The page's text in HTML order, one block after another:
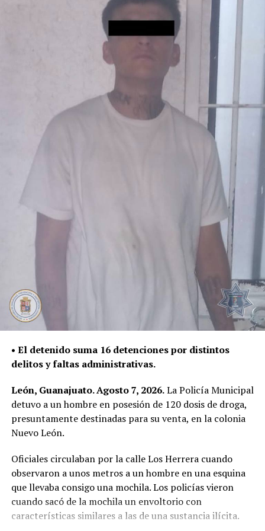
LA SEGURIDAD EN LEÓN SE REFUERZA TODOS LOS DÍAS; EN
LA ÚLTIMA SEMANA SE ASEGURARON 10 ARMAS DE FUEGO
Y MÁS DE 6 MIL DOSIS DE DROGA
• El detenido suma 16 detenciones por distintos
delitos y faltas administrativas.
León, Guanajuato. Agosto 7, 2026.La Policía Municipal
detuvo a un hombre en posesión de 120 dosis de droga,
presuntamente destinadas para su venta, en la colonia
Nuevo León.
Oficiales circulaban por la calle Los Herrera cuando
observaron a unos metros a un hombre en una esquina
que llevaba consigo una mochila. Los policías vieron
cuando sacó de la mochila un envoltorio con
características similares a las de una sustancia ilícita.